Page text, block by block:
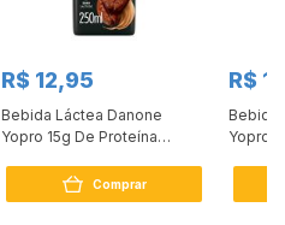
R$ 12,95
Bebida Láctea Danone
Yopro 15g De Proteína
Comprar
R$
Bebida
Yopro